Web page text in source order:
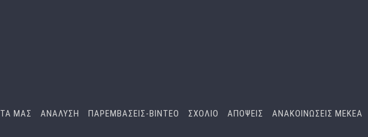
ΜΑΣ ΑΝΑΛΥΣΗ ΠΑΡΕΜΒΑΣΕΙΣ-BINTEO ΣΧΟΛΙΟ ΑΠΟΨΕΙΣ ΑΝΑΚΟΙΝΩΣΕΙΣ ΜΕΚΕΑ